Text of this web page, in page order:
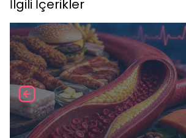
İlgili İçerikler